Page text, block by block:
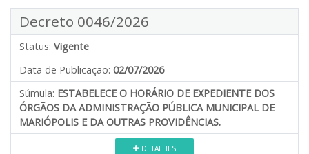
Decreto 0046/2026
Status: Vigente
Data de Publicação: 02/07/2026
Súmula: ESTABELECE O HORÁRIO DE EXPEDIENTE DOS
ÓRGÃOS DA ADMINISTRAÇÃO PÚBLICA MUNICIPAL DE
MARIÓPOLIS E DA OUTRAS PROVIDÊNCIAS.
DETALHES